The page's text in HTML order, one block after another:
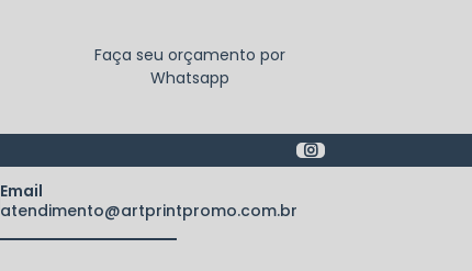
Faça seu orçamento por
Whatsapp
Email
atendimento@artprintpromo.com.br